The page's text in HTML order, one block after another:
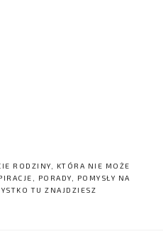
RODZINY, KTÓRA NIE MOŻE
PORADY, POMYSŁY NA
TU ZNAJDZIESZ